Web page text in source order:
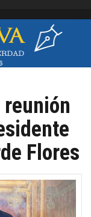
Flores